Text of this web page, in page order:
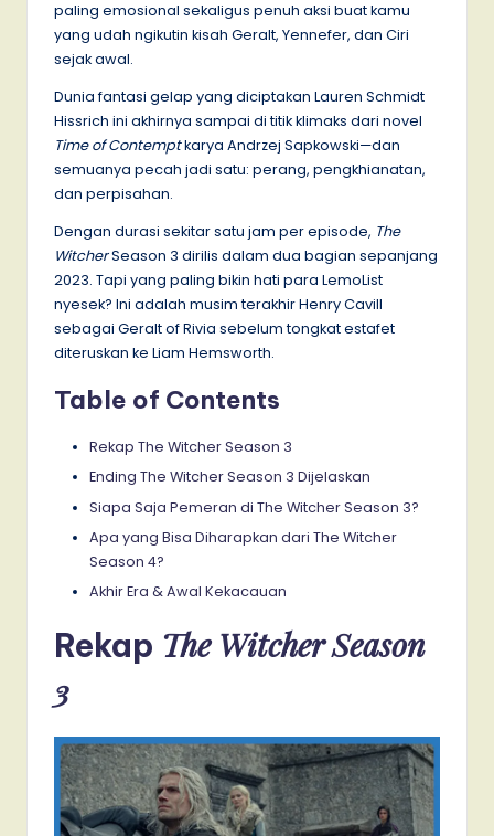
paling emosional sekaligus penuh aksi buat kamu
yang udah ngikutin kisah Geralt, Yennefer, dan Ciri
sejak awal.
Dunia fantasi gelap yang diciptakan Lauren Schmidt
Hissrich ini akhirnya sampai di titik klimaks dari novel
Time of Contemptkarya Andrzej Sapkowski—dan
semuanya pecah jadi satu: perang, pengkhianatan,
dan perpisahan.
Dengan durasi sekitar satu jam per episode, The
WitcherSeason 3 dirilis dalam dua bagian sepanjang
2023. Tapi yang paling bikin hati para LemoList
nyesek? Ini adalah musim terakhir Henry Cavill
sebagai Geralt of Rivia sebelum tongkat estafet
diteruskan ke Liam Hemsworth.
Table of Contents
Rekap The Witcher Season 3
Ending The Witcher Season 3 Dijelaskan
Siapa Saja Pemeran di The Witcher Season 3?
Apa yang Bisa Diharapkan dari The Witcher
Season 4?
Akhir Era & Awal Kekacauan
Rekap The Witcher Season
3